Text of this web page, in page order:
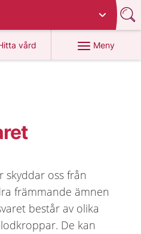
vård
på 1177.se
Meny
skyddar oss från
främmande ämnen
består av olika
De kan